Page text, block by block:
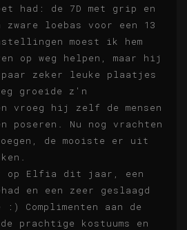
had: de 7D met grip en
loebas voor een 13
moest ik hem
op weg helpen, maar hij
zeker leuke plaatjes
groeide z'n
vroeg hij zelf de mensen
poseren. Nu nog vrachten
de mooiste er uit
op Elfia dit jaar, een
en een zeer geslaagd
Complimenten aan de
prachtige kostuums en